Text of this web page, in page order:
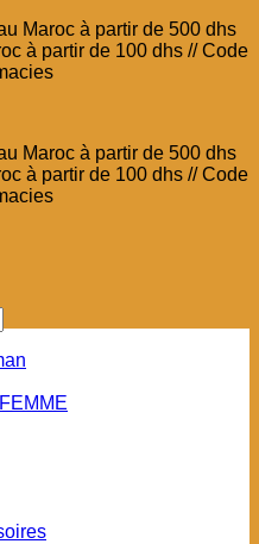
Maroc à partir de 500 dhs
à partir de 100 dhs // Code
Maroc à partir de 500 dhs
à partir de 100 dhs // Code